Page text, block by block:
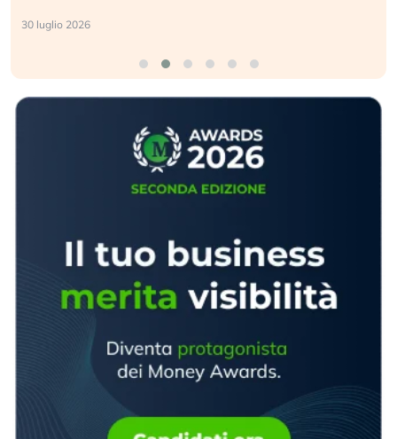
30 luglio 2026